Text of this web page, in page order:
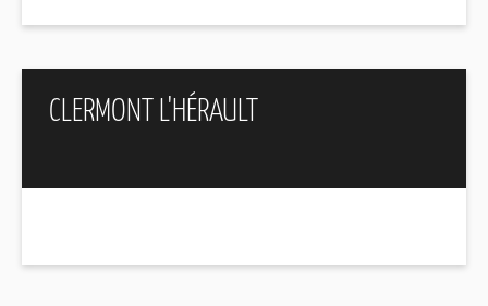
CLERMONT L'HÉRAULT